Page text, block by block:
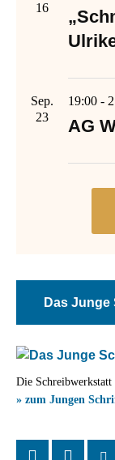
16
Sep.
23
19:00 -
AG
Das
Die
» zum Jungen